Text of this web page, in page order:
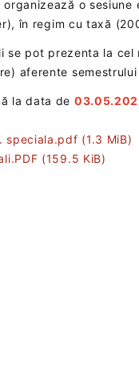
o
în regim cu taxă
se pot prezenta la
aferente
la data de
speciala.pdf (1.3 MiB)
(159.5 KiB)